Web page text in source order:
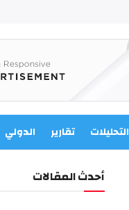
التحليلات تقارير الدولي
أحدث المقالات